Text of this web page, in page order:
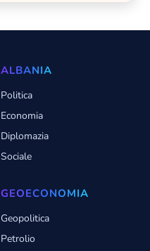
ALBANIA
Politica
Economia
Diplomazia
Sociale
GEOECONOMIA
Geopolitica
Petrolio